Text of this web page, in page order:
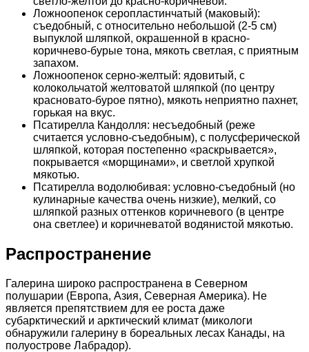
Ложноопенок серопластинчатый (маковый):
съедобный, с относительно небольшой (2-5 см)
выпуклой шляпкой, окрашенной в красно-
коричнево-бурые тона, мякоть светлая, с приятным
запахом.
Ложноопенок серно-желтый: ядовитый, с
колокольчатой желтоватой шляпкой (по центру
красновато-бурое пятно), мякоть неприятно пахнет,
горькая на вкус.
Псатирелла Кандолля: несъедобный (реже
считается условно-съедобным), с полусферической
шляпкой, которая постепенно «раскрывается»,
покрывается «морщинами», и светлой хрупкой
мякотью.
Псатирелла водолюбивая: условно-съедобный (но
кулинарные качества очень низкие), мелкий, со
шляпкой разных оттенков коричневого (в центре
она светлее) и коричневатой водянистой мякотью.
Распространение
Галерина широко распространена в Северном
полушарии (Европа, Азия, Северная Америка). Не
является препятствием для ее роста даже
субарктический и арктический климат (микологи
обнаружили галерину в бореальных лесах Канады, на
полуострове Лабрадор).